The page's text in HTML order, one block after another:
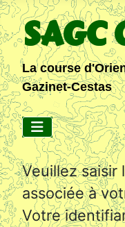
La course
Gazinet-Cestas
Veuillez saisir
associée à
Votre